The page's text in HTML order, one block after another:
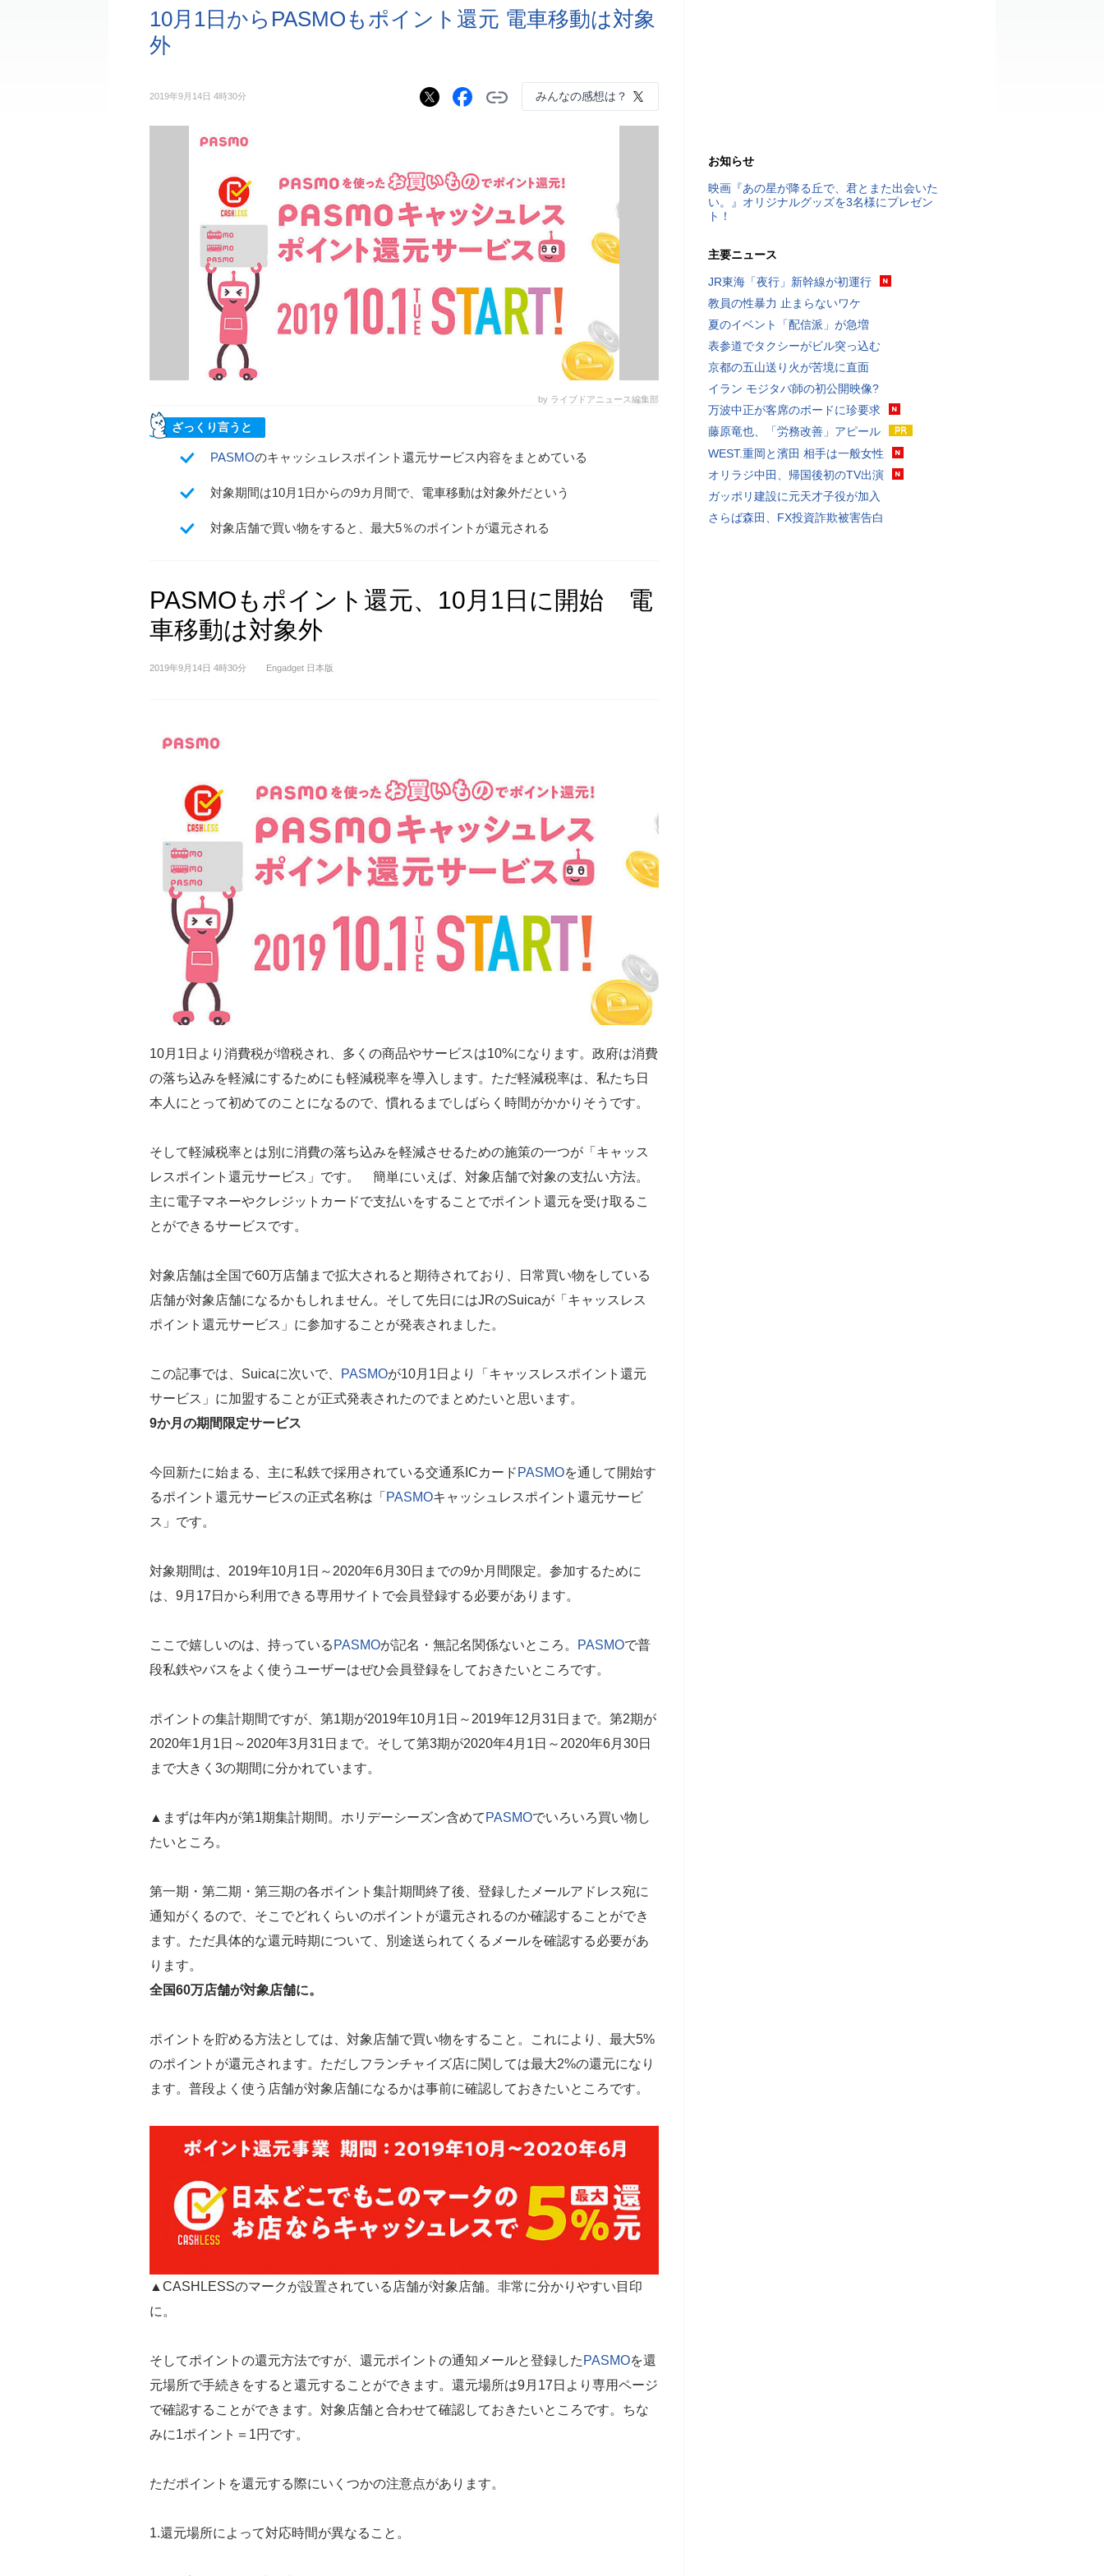
10月1日からPASMOもポイント還元 電車移動は対象
外
2019年9月14日 4時30分 みんなの感想は？
by ライブドアニュース編集部
ざっくり言うと
PASMOのキャッシュレスポイント還元サービス内容をまとめている
対象期間は10月1日からの9カ月間で、電車移動は対象外だという
対象店舗で買い物をすると、最大5％のポイントが還元される
PASMOもポイント還元、10月1日に開始 電
車移動は対象外
2019年9月14日 4時30分 Engadget 日本版
10月1日より消費税が増税され、多くの商品やサービスは10%になります。政府は消費
の落ち込みを軽減にするためにも軽減税率を導入します。ただ軽減税率は、私たち日
本人にとって初めてのことになるので、慣れるまでしばらく時間がかかりそうです。
そして軽減税率とは別に消費の落ち込みを軽減させるための施策の一つが「キャッス
レスポイント還元サービス」です。 簡単にいえば、対象店舗で対象の支払い方法。
主に電子マネーやクレジットカードで支払いをすることでポイント還元を受け取るこ
とができるサービスです。
対象店舗は全国で60万店舗まで拡大されると期待されており、日常買い物をしている
店舗が対象店舗になるかもしれません。そして先日にはJRのSuicaが「キャッスレス
ポイント還元サービス」に参加することが発表されました。
この記事では、Suicaに次いで、 PASMOが10月1日より「キャッスレスポイント還元
サービス」に加盟することが正式発表されたのでまとめたいと思います。
9か月の期間限定サービス
今回新たに始まる、主に私鉄で採用されている交通系ICカード PASMOを通して開始す
るポイント還元サービスの正式名称は「 PASMOキャッシュレスポイント還元サービ
ス」です。
対象期間は、2019年10月1日～2020年6月30日までの9か月間限定。参加するために
は、9月17日から利用できる専用サイトで会員登録する必要があります。
ここで嬉しいのは、持っている PASMOが記名・無記名関係ないところ。 PASMOで普
段私鉄やバスをよく使うユーザーはぜひ会員登録をしておきたいところです。
ポイントの集計期間ですが、第1期が2019年10月1日～2019年12月31日まで。第2期が
2020年1月1日～2020年3月31日まで。そして第3期が2020年4月1日～2020年6月30日
まで大きく3の期間に分かれています。
▲まずは年内が第1期集計期間。ホリデーシーズン含めて PASMOでいろいろ買い物し
たいところ。
第一期・第二期・第三期の各ポイント集計期間終了後、登録したメールアドレス宛に
通知がくるので、そこでどれくらいのポイントが還元されるのか確認することができ
ます。ただ具体的な還元時期について、別途送られてくるメールを確認する必要があ
ります。
全国60万店舗が対象店舗に。
ポイントを貯める方法としては、対象店舗で買い物をすること。これにより、最大5%
のポイントが還元されます。ただしフランチャイズ店に関しては最大2%の還元になり
ます。普段よく使う店舗が対象店舗になるかは事前に確認しておきたいところです。
▲CASHLESSのマークが設置されている店舗が対象店舗。非常に分かりやすい目印
に。
そしてポイントの還元方法ですが、還元ポイントの通知メールと登録した PASMOを還
元場所で手続きをすると還元することができます。還元場所は9月17日より専用ページ
で確認することができます。対象店舗と合わせて確認しておきたいところです。ちな
みに1ポイント＝1円です。
ただポイントを還元する際にいくつかの注意点があります。
1.還元場所によって対応時間が異なること。
お知らせ
映画『あの星が降る丘で、君とまた出会いた
い。』オリジナルグッズを3名様にプレゼン
ト！
主要ニュース
JR東海「夜行」新幹線が初運行
教員の性暴力 止まらないワケ
夏のイベント「配信派」が急増
表参道でタクシーがビル突っ込む
京都の五山送り火が苦境に直面
イラン モジタバ師の初公開映像?
万波中正が客席のボードに珍要求
藤原竜也、「労務改善」アピール
WEST.重岡と濱田 相手は一般女性
オリラジ中田、帰国後初のTV出演
ガッポリ建設に元天才子役が加入
さらば森田、FX投資詐欺被害告白